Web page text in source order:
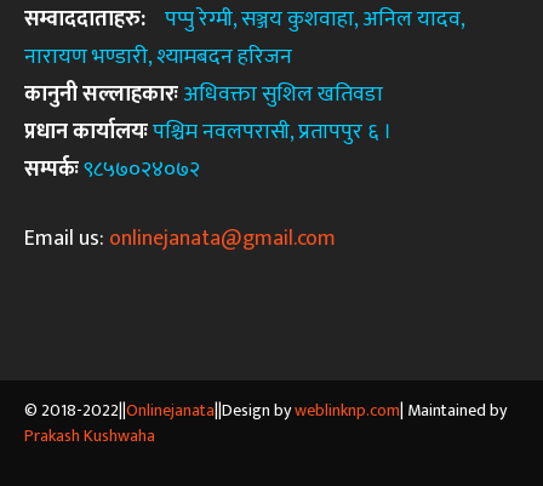
सम्वाददाताहरु: पप्पु रेग्मी, सञ्जय कुशवाहा, अनिल यादव,
नारायण भण्डारी, श्यामबदनहरिजन
कानुनीसल्लाहकारःअधिवक्ता सुशिल खतिवडा
प्रधान कार्यालयःपश्चिम नवलपरासी, प्रतापपुर ६ ।
सम्पर्कः९८५७०२४०७२
Email us: onlinejanata@gmail.com
© 2018-2022||Onlinejanata||Design byweblinknp.com| Maintained by
Prakash Kushwaha